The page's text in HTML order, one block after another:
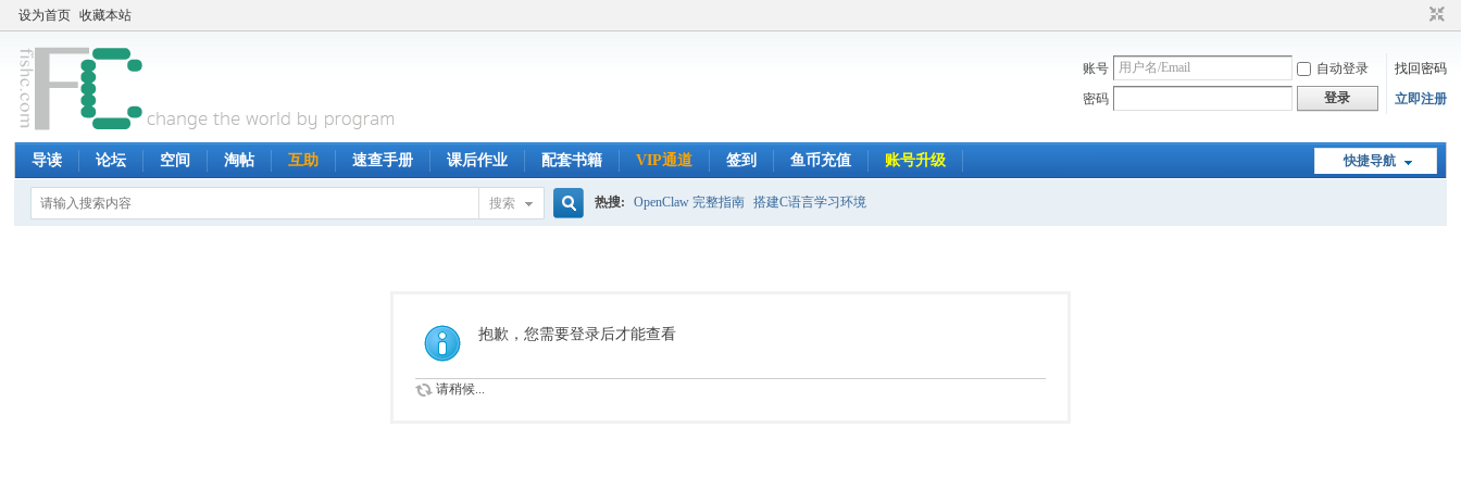
设为首页 收藏本站
账号 自动登录
找回密码
密码
登录 立即注册
快捷导航
导读 论坛 空间 淘帖 互助 速查手册 课后作业 配套书籍 VIP通道 签到 鱼币充值 账号升级
搜索
索
热搜: OpenClaw 完整指南 搭建C语言学习环境
抱歉，您需要登录后才能查看
请稍候...